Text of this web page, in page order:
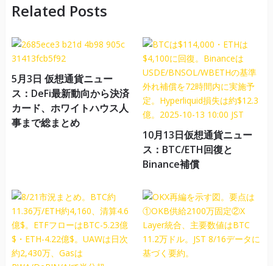
Related Posts
5月3日 仮想通貨ニュー
ス：DeFi最新動向から決済
カード、ホワイトハウス人
事まで総まとめ
10月13日仮想通貨ニュー
ス：BTC/ETH回復と
Binance補償